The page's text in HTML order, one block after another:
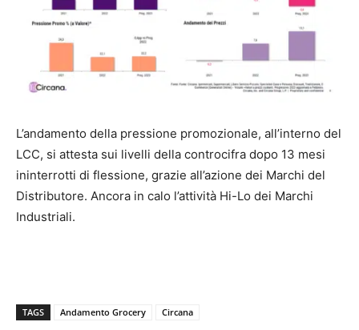
L’andamento della pressione promozionale, all’interno del
LCC, si attesta sui livelli della controcifra dopo 13 mesi
ininterrotti di flessione, grazie all’azione dei Marchi del
Distributore. Ancora in calo l’attività Hi-Lo dei Marchi
Industriali.
TAGS Andamento Grocery Circana